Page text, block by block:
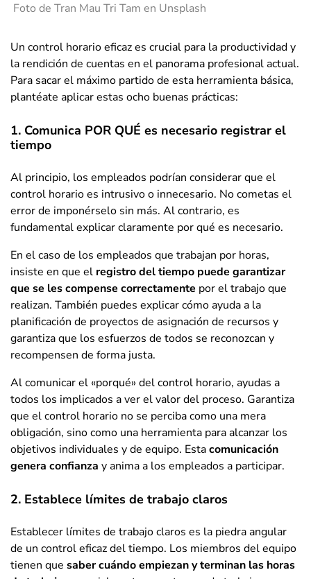
Foto de Tran Mau Tri Tam en Unsplash
Un control horario eficaz es crucial para la productividad y
la rendición de cuentas en el panorama profesional actual.
Para sacar el máximo partido de esta herramienta básica,
plantéate aplicar estas ocho buenas prácticas:
1. Comunica POR QUÉ es necesario registrar el
tiempo
Al principio, los empleados podrían considerar que el
control horario es intrusivo o innecesario. No cometas el
error de imponérselo sin más. Al contrario, es
fundamental explicar claramente por qué es necesario.
En el caso de los empleados que trabajan por horas,
insiste en que el registro del tiempo puede garantizar
que se les compense correctamente por el trabajo que
realizan. También puedes explicar cómo ayuda a la
planificación de proyectos de asignación de recursos y
garantiza que los esfuerzos de todos se reconozcan y
recompensen de forma justa.
Al comunicar el «porqué» del control horario, ayudas a
todos los implicados a ver el valor del proceso. Garantiza
que el control horario no se perciba como una mera
obligación, sino como una herramienta para alcanzar los
objetivos individuales y de equipo. Estacomunicación
genera confianza y anima a los empleados a participar.
2. Establece límites de trabajo claros
Establecer límites de trabajo claros es la piedra angular
de un control eficaz del tiempo. Los miembros del equipo
tienen que saber cuándo empiezan y terminan las horas